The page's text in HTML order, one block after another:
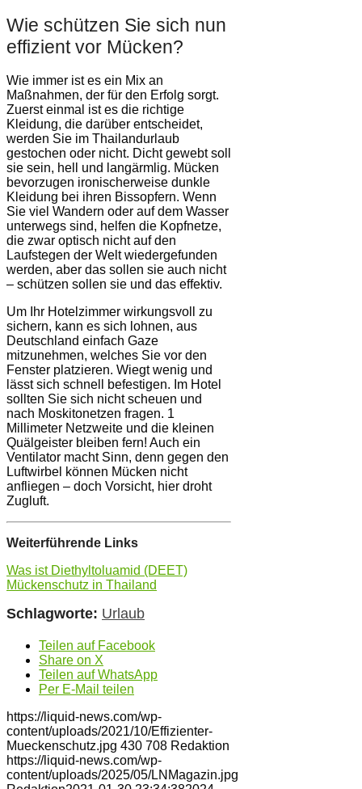
Wie schützen Sie sich nun
effizient vor Mücken?
Wie immer ist es ein Mix an
Maßnahmen, der für den Erfolg sorgt.
Zuerst einmal ist es die richtige
Kleidung, die darüber entscheidet,
werden Sie im Thailandurlaub
gestochen oder nicht. Dicht gewebt soll
sie sein, hell und langärmlig. Mücken
bevorzugen ironischerweise dunkle
Kleidung bei ihren Bissopfern. Wenn
Sie viel Wandern oder auf dem Wasser
unterwegs sind, helfen die Kopfnetze,
die zwar optisch nicht auf den
Laufstegen der Welt wiedergefunden
werden, aber das sollen sie auch nicht
– schützen sollen sie und das effektiv.
Um Ihr Hotelzimmer wirkungsvoll zu
sichern, kann es sich lohnen, aus
Deutschland einfach Gaze
mitzunehmen, welches Sie vor den
Fenster platzieren. Wiegt wenig und
lässt sich schnell befestigen. Im Hotel
sollten Sie sich nicht scheuen und
nach Moskitonetzen fragen. 1
Millimeter Netzweite und die kleinen
Quälgeister bleiben fern! Auch ein
Ventilator macht Sinn, denn gegen den
Luftwirbel können Mücken nicht
anfliegen – doch Vorsicht, hier droht
Zugluft.
Weiterführende Links
Was ist Diethyltoluamid (DEET)
Mückenschutz in Thailand
Schlagworte: Urlaub
Teilen auf Facebook
Share on X
Teilen auf WhatsApp
Per E-Mail teilen
https://liquid-news.com/wp-
content/uploads/2021/10/Effizienter-
Mueckenschutz.jpg 430 708 Redaktion
https://liquid-news.com/wp-
content/uploads/2025/05/LNMagazin.jpg